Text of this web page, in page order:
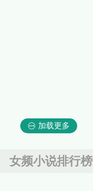
加载更多
女频小说排行榜